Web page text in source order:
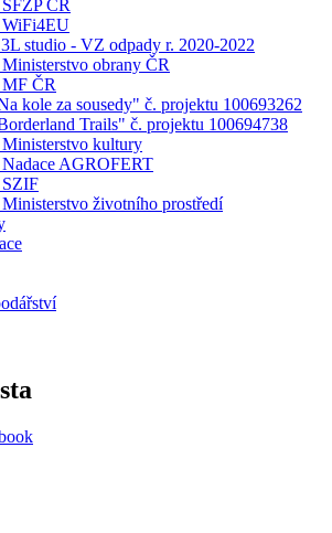
ČR
studio - VZ odpady r. 2020-2022
obrany ČR
ČR
kole za sousedy" č. projektu 100693262
Trails" č. projektu 100694738
kultury
AGROFERT
životního prostředí